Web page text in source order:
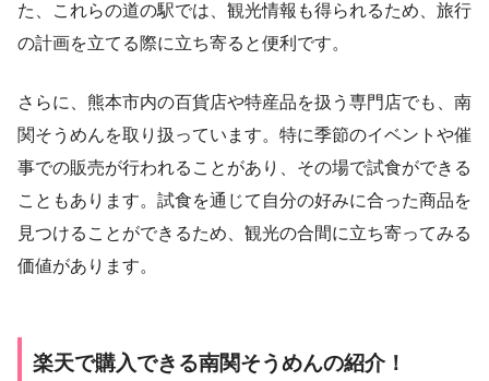
た、これらの道の駅では、観光情報も得られるため、旅行
の計画を立てる際に立ち寄ると便利です。
さらに、熊本市内の百貨店や特産品を扱う専門店でも、南
関そうめんを取り扱っています。特に季節のイベントや催
事での販売が行われることがあり、その場で試食ができる
こともあります。試食を通じて自分の好みに合った商品を
見つけることができるため、観光の合間に立ち寄ってみる
価値があります。
楽天で購入できる南関そうめんの紹介！